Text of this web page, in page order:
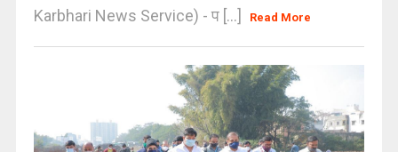
Karbhari News Service) - प [...]
Read More